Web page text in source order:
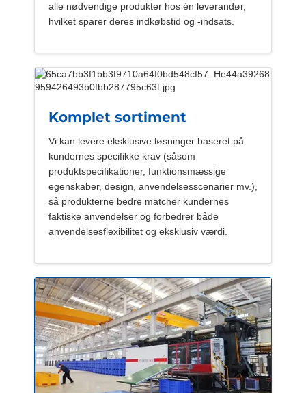
alle nødvendige produkter hos én leverandør,
hvilket sparer deres indkøbstid og -indsats.
Komplet sortiment
Vi kan levere eksklusive løsninger baseret på
kundernes specifikke krav (såsom
produktspecifikationer, funktionsmæssige
egenskaber, design, anvendelsesscenarier mv.),
så produkterne bedre matcher kundernes
faktiske anvendelser og forbedrer både
anvendelsesflexibilitet og eksklusiv værdi.